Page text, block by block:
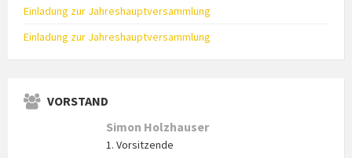
Einladung zur Jahreshauptversammlung
Einladung zur Jahreshauptversammlung
VORSTAND
Simon Holzhauser
1. Vorsitzende